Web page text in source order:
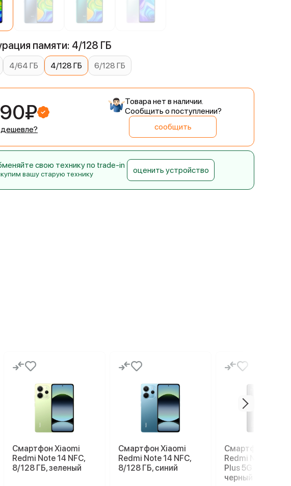
памяти: 4/128 ГБ
4/64 ГБ 4/128 ГБ 6/128 ГБ
Товара нет в наличии.
Сообщить о поступлении?
сообщить
свою технику по trade-in
вашу старую технику оценить устройство
Смартфон Xiaomi
Redmi Note 14 NFC,
8/128 ГБ, зеленый
Смартфон Xiaomi
Redmi Note 14 NFC,
8/128 ГБ, синий
Смартфон
Redmi Note 14
Plus 5G 8/256 ГБ,
черный